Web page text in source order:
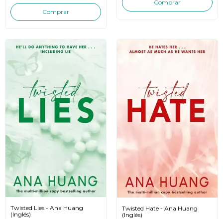
Twisted Lies - Ana Huang
(Inglés)
Twisted Hate - Ana Huang
(Inglés)